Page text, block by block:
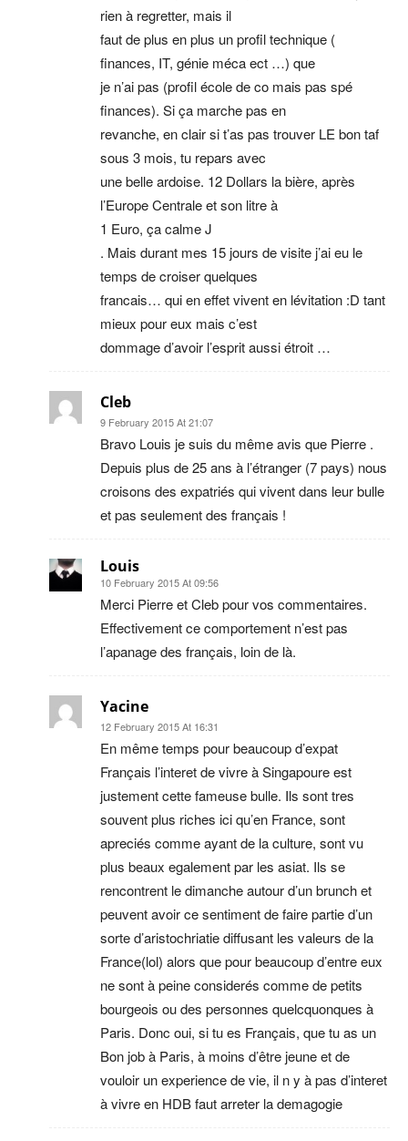
rien à regretter, mais il
faut de plus en plus un profil technique (
finances, IT, génie méca ect …) que
je n’ai pas (profil école de co mais pas spé
finances). Si ça marche pas en
revanche, en clair si t’as pas trouver LE bon taf
sous 3 mois, tu repars avec
une belle ardoise. 12 Dollars la bière, après
l’Europe Centrale et son litre à
1 Euro, ça calme J
. Mais durant mes 15 jours de visite j’ai eu le
temps de croiser quelques
francais… qui en effet vivent en lévitation :D tant
mieux pour eux mais c’est
dommage d’avoir l’esprit aussi étroit …
Cleb
9 February 2015 At 21:07
Bravo Louis je suis du même avis que Pierre .
Depuis plus de 25 ans à l’étranger (7 pays) nous
croisons des expatriés qui vivent dans leur bulle
et pas seulement des français !
Louis
10 February 2015 At 09:56
Merci Pierre et Cleb pour vos commentaires.
Effectivement ce comportement n’est pas
l’apanage des français, loin de là.
Yacine
12 February 2015 At 16:31
En même temps pour beaucoup d’expat
Français l’interet de vivre à Singapoure est
justement cette fameuse bulle. Ils sont tres
souvent plus riches ici qu’en France, sont
apreciés comme ayant de la culture, sont vu
plus beaux egalement par les asiat. Ils se
rencontrent le dimanche autour d’un brunch et
peuvent avoir ce sentiment de faire partie d’un
sorte d’aristochriatie diffusant les valeurs de la
France(lol) alors que pour beaucoup d’entre eux
ne sont à peine considerés comme de petits
bourgeois ou des personnes quelcquonques à
Paris. Donc oui, si tu es Français, que tu as un
Bon job à Paris, à moins d’être jeune et de
vouloir un experience de vie, il n y à pas d’interet
à vivre en HDB faut arreter la demagogie